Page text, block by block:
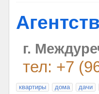
г.
тел: +7
квартиры дома дачи